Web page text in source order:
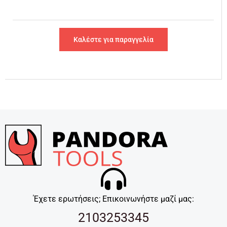
Καλέστε για παραγγελία
Έχετε ερωτήσεις; Επικοινωνήστε μαζί μας:
2103253345